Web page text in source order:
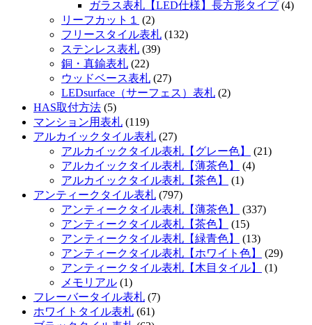
ガラス表札【LED仕様】長方形タイプ(4)
リーフカット１
(2)
フリースタイル表札 (132)
ステンレス表札 (39)
銅・真鍮表札 (22)
ウッドベース表札 (27)
LEDsurface（サーフェス）表札 (2)
HAS取付方法 (5)
マンション用表札 (119)
アルカイックタイル表札 (27)
アルカイックタイル表札【グレー色】
(21)
アルカイックタイル表札【薄茶色】
(4)
アルカイックタイル表札【茶色】
(1)
アンティークタイル表札 (797)
アンティークタイル表札【薄茶色】
(337)
アンティークタイル表札【茶色】
(15)
アンティークタイル表札【緑青色】
(13)
アンティークタイル表札【ホワイト色】
(29)
アンティークタイル表札【木目タイル】
(1)
メモリアル (1)
フレーバータイル表札 (7)
ホワイトタイル表札 (61)